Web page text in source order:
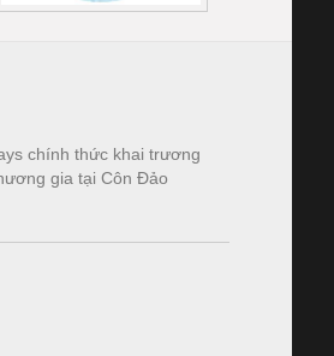
chính thức khai trương
gia tại Côn Đảo